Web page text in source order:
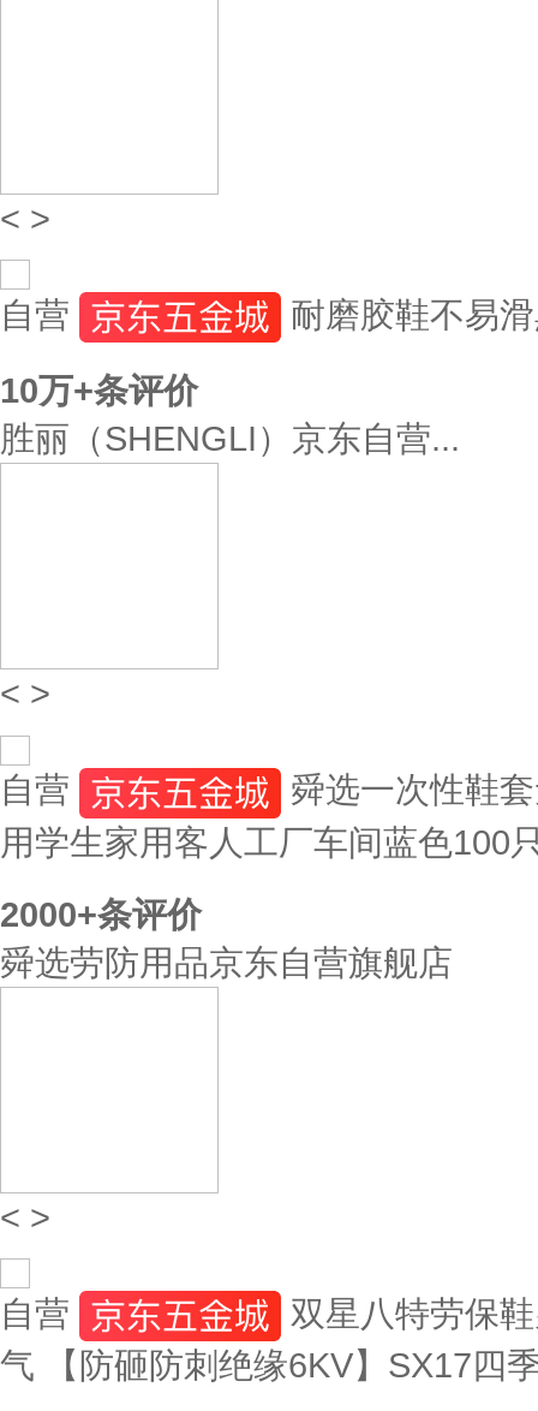
< >
自营
耐磨胶鞋不易
10万+条评价
胜丽（SHENGLI）京东自营...
< >
自营
舜选一次性鞋
用学生家用客人工厂车间蓝色100
2000+条评价
舜选劳防用品京东自营旗舰店
< >
自营
双星八特劳保
气 【防砸防刺绝缘6KV】SX17四